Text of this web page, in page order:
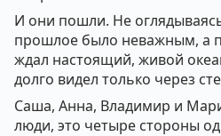
И они пошли. Не
прошлое было неважным, а
ждал настоящий, живой
долго видел только через
Саша, Анна, Владимир и
люди, это четыре стороны